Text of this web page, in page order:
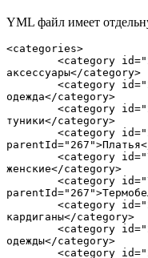
YML файл имеет
<categories>
аксессуары</category>
одежда</category>
туники</category>
женские</category>
кардиганы</category>
одежды</category>